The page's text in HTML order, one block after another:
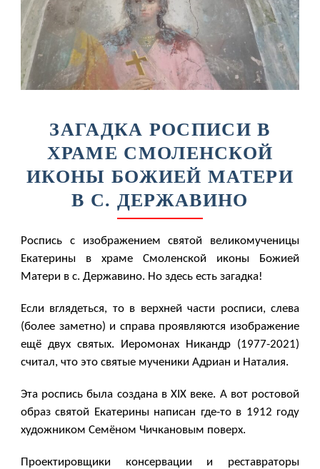
ЗАГАДКА РОСПИСИ В
ХРАМЕ СМОЛЕНСКОЙ
ИКОНЫ БОЖИЕЙ МАТЕРИ
В С. ДЕРЖАВИНО
Роспись с изображением святой великомученицы
Екатерины в храме Смоленской иконы Божией
Матери в с. Державино. Но здесь есть загадка!
Если вглядеться, то в верхней части росписи, слева
(более заметно) и справа проявляются изображение
ещё двух святых. Иеромонах Никандр (1977-2021)
считал, что это святые мученики Адриан и Наталия.
Эта роспись была создана в XIX веке. А вот ростовой
образ святой Екатерины написан где-то в 1912 году
художником Семёном Чичкановым поверх.
Проектировщики консервации и реставраторы